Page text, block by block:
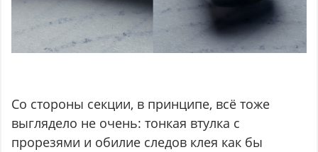
Со стороны секции, в принципе, всё тоже
выглядело не очень: тонкая втулка с
прорезями и обилие следов клея как бы